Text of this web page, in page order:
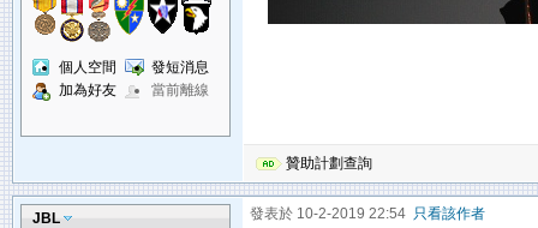
個人空間
發短消息
加為好友
當前離線
贊助計劃查詢
JBL
發表於 10-2-2019 22:54 只看該作者